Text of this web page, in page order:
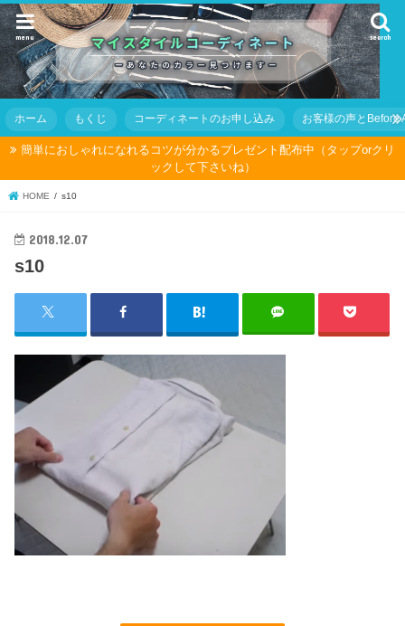
search
menu
ホーム もくじ コーディネートのお申し込み お客様の声とBefore
簡単におしゃれになれるコツが分かるプレゼント配布中（タップorクリ
ックして下さいね）
HOME s10
2018.12.07
s10